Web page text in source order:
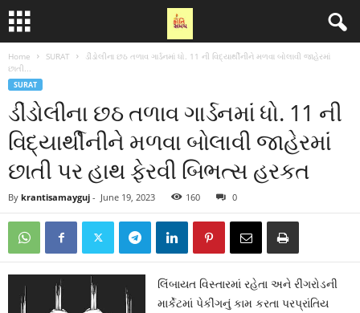
Home SURAT
ડીંડોલીના છઠ તળાવ ગાર્ડનમાં ધો. 11 ની વિદ્યાર્થીનીને મળવા બોલાવી જાહેરમાં
છાતી...
SURAT
ડીંડોલીના છઠ તળાવ ગાર્ડનમાં ધો. 11 ની
વિદ્યાર્થીનીને મળવા બોલાવી જાહેરમાં
છાતી પર હાથ ફેરવી બિભત્સ હરકત
By krantisamayguj - June 19, 2023 160 0
લિંબાયત વિસ્તારમાં રહેતા અને રીંગરોડની
માર્કેટમાં પેકીંગનું કામ કરતા પરપ્રાંતિય